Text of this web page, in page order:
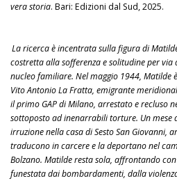
vera storia. Bari: Edizioni dal Sud, 2025.
La ricerca è incentrata sulla figura di
costretta alla sofferenza e solitudine per via
nucleo familiare. Nel maggio 1944, Matilde
Vito Antonio La Fratta, emigrante
il primo GAP di Milano, arrestato e recluso
sottoposto ad inenarrabili torture. Un mese
irruzione nella casa di Sesto San Giovanni,
traducono in carcere e la deportano nel
Bolzano. Matilde resta sola, affrontando
funestata dai bombardamenti, dalla